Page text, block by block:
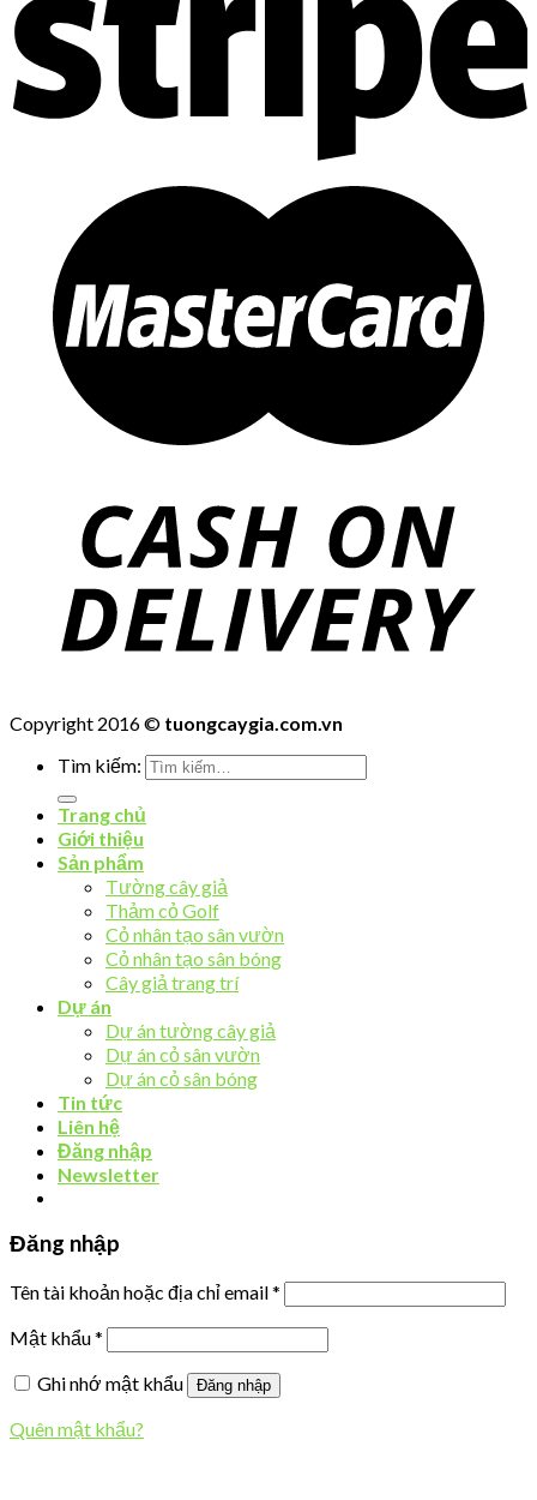
Copyright 2016 © tuongcaygia.com.vn
Tìm kiếm:
Trang chủ
Giới thiệu
Sản phẩm
Tường cây giả
Thảm cỏ Golf
Cỏ nhân tạo sân vườn
Cỏ nhân tạo sân bóng
Cây giả trang trí
Dự án
Dự án tường cây giả
Dự án cỏ sân vườn
Dự án cỏ sân bóng
Tin tức
Liên hệ
Đăng nhập
Newsletter
Đăng nhập
Tên tài khoản hoặc địa chỉ email*
Mật khẩu*
Ghi nhớ mật khẩu
Đăng nhập
Quên mật khẩu?